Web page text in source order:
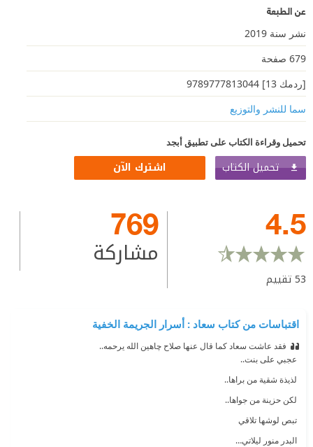
عن الطبعة
نشر سنة 2019
679 صفحة
[ردمك 13] 9789777813044
سما للنشر والتوزيع
تحميل وقراءة الكتاب على تطبيق أبجد
تحميل الكتاب اشترك الآن
4.5
53تقييم
769
مشاركة
اقتباسات من كتاب سعاد : أسرار الجريمة الخفية
فقد عاشت سعاد كما قال عنها صلاح چاهين الله يرحمه..‏
‫ ‏عجبي على بنت..‏
‫ ‏لذيذة شقية من براها..‏
‫ ‏لكن حزينة من جواها..‏
‫ ‏تبص لوشها تلاقي ‏
‫ ‏البدر منور ليلاتي…‏